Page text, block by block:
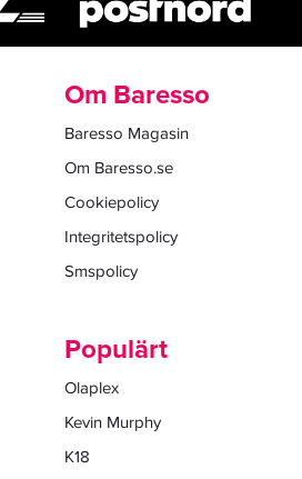
Om Baresso
Baresso Magasin
Om Baresso.se
Cookiepolicy
Integritetspolicy
Smspolicy
Populärt
Olaplex
Kevin Murphy
K18